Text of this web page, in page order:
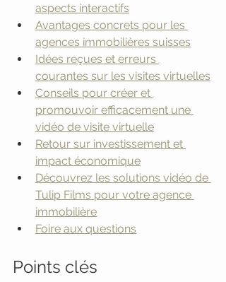
aspects interactifs
Avantages concrets pour les
agences immobilières suisses
Idées reçues et erreurs
courantes sur les visites virtuelles
Conseils pour créer et
promouvoir efficacement une
vidéo de visite virtuelle
Retour sur investissement et
impact économique
Découvrez les solutions vidéo de
Tulip Films pour votre agence
immobilière
Foire aux questions
Points clés